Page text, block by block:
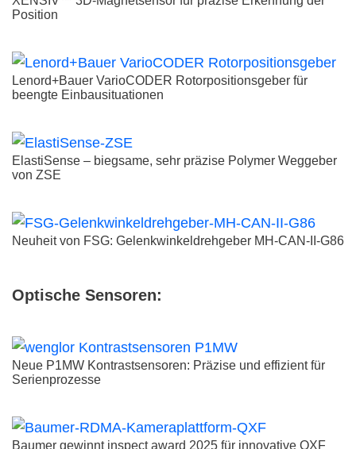
Position
Lenord+Bauer VarioCODER Rotorpositionsgeber für
beengte Einbausituationen
ElastiSense – biegsame, sehr präzise Polymer Weggeber
von ZSE
Neuheit von FSG: Gelenkwinkeldrehgeber MH-CAN-II-G86
Optische Sensoren:
Neue P1MW Kontrastsensoren: Präzise und effizient für
Serienprozesse
Baumer gewinnt inspect award 2025 für innovative QXF